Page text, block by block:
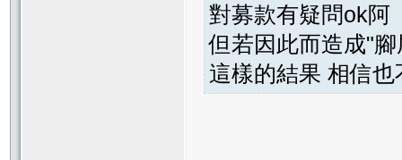
對募款有疑問ok阿
但若因此而造成"
這樣的結果 相信